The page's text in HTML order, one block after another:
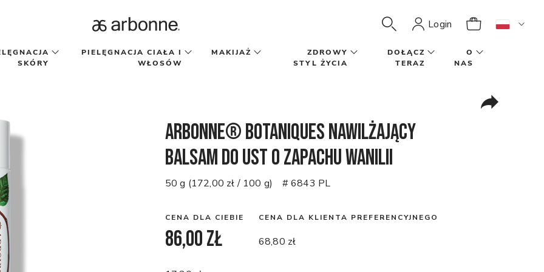
Login
SKÓRY
PIELĘGNACJA CIAŁA I
WŁOSÓW
MAKIJAŻ
ZDROWY
STYL ŻYCIA
DOŁĄCZ
TERAZ
O
NAS
Arbonne® Botaniques Nawilżający
balsam do ust o zapachu wanilii
50 g (172,00 zł / 100 g) # 6843 PL
CENA DLA CIEBIE
86,00 zł
CENA DLA KLIENTA PREFERENCYJNEGO
68,80 zł